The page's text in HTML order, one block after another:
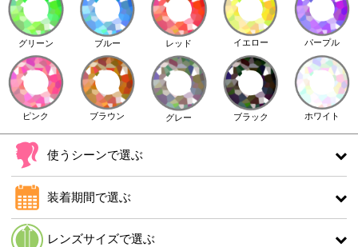
グリーン ブルー レッド イエロー パープル
ピンク ブラウン グレー ブラック ホワイト
使うシーンで選ぶ
装着期間で選ぶ
レンズサイズで選ぶ